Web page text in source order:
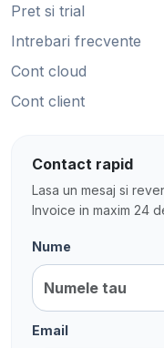
Pret si trial
Intrebari frecvente
Cont cloud
Cont client
Contact rapid
Lasa un mesaj si
Invoice in maxim 24
Nume
Email